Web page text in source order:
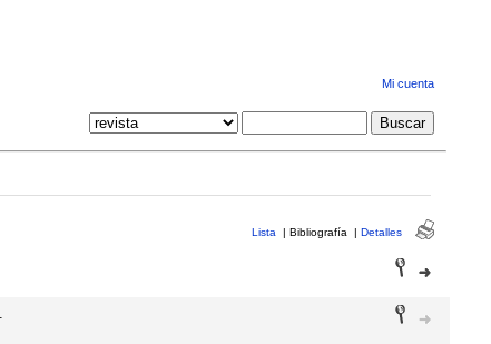
Mi cuenta
Lista | Bibliografía | Detalles